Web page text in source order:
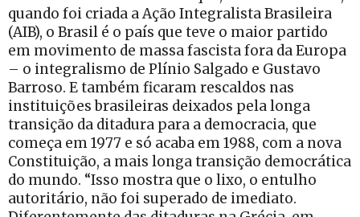
quando foi criada a Ação Integralista Brasileira
(AIB), o Brasil é o país que teve o maior partido
em movimento de massa fascista fora da Europa
– o integralismo de Plínio Salgado e Gustavo
Barroso. E também ficaram rescaldos nas
instituições brasileiras deixados pela longa
transição da ditadura para a democracia, que
começa em 1977 e só acaba em 1988, com a nova
Constituição, a mais longa transição democrática
do mundo. “Isso mostra que o lixo, o entulho
autoritário, não foi superado de imediato.